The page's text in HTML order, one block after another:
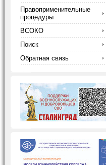
Правоприменительные
процедуры
ВСОКО
Поиск
Обратная связь